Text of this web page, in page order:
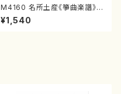
M4160 名所土産《箏曲楽譜》
（箏/宮城喜代子・宮城数江著・
宮城宗家監修/箏曲古典楽譜）
¥1,540